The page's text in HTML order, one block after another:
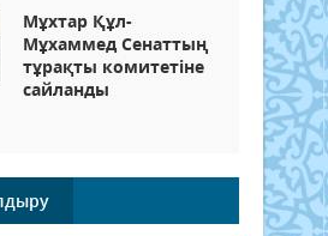
Мұхтар Құл-
Мұхаммед Сенаттың
тұрақты комитетіне
сайланды